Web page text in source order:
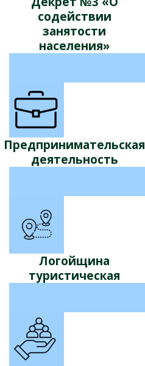
содействии
занятости
населения»
Предпринимательская
деятельность
Логойщина
туристическая